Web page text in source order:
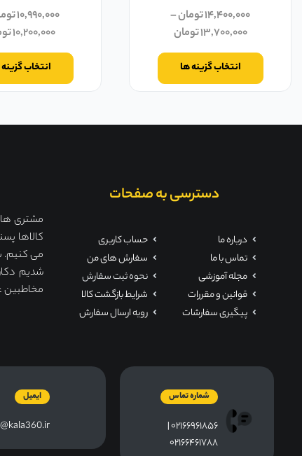
۱۴,۴۰۰,۰۰۰تومان–
۱۳,۷۰۰,۰۰۰تومان
انتخاب گزینه ها
۱۰,۹۹۰,۰۰۰
۱۰,۲۰۰,۰۰۰
انتخاب
دسترسی به صفحات
درباره ما
تماس با ما
مجله آموزشی
قوانین و مقررات
پیگیری سفارشات
حساب کاربری
سفارش های من
نحوه ثبت سفارش
شرایط بازگشت کالا
رویه ارسال سفارش
مشتری
کالاها
می کنیم.
مخاطبین
شماره تماس
۰۲۱۶۶۹۶۱۸۵۶ |
۰۲۱۶۶۴۶۱۷۸۸
ایمیل